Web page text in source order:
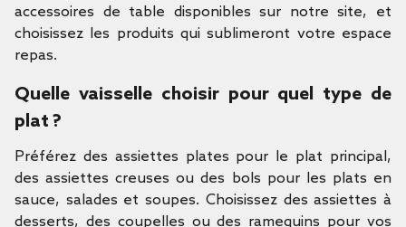
accessoires de table disponibles sur notre site, et
choisissez les produits qui sublimeront votre espace
repas.
Quelle vaisselle choisir pour quel type de
plat ?
Préférez des assiettes plates pour le plat principal,
des assiettes creuses ou des bols pour les plats en
sauce, salades et soupes. Choisissez des assiettes à
desserts, des coupelles ou des ramequins pour vos